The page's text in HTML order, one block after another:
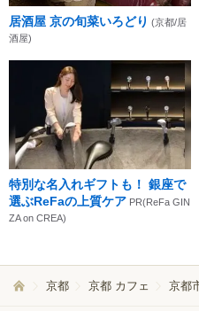
居酒屋 京の旬菜いろどり (京都/居
酒屋)
特別な名入れギフトも！ 銀座で
選ぶReFaの上質ケア PR(ReFa GIN
ZA on CREA)
京都 京都 カフェ 京都